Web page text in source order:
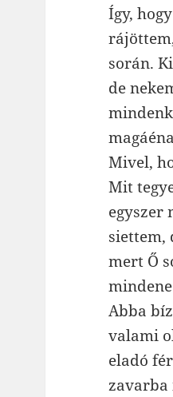
Így,
során.
de
Mivel,
Mit
egyszer
siettem,
mert Ő
Abba
valami
eladó
zavarba